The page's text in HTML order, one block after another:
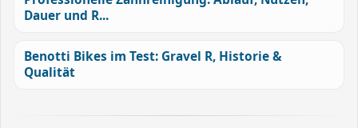
Dauer und R...
Benotti Bikes im Test: Gravel R, Historie &
Qualität